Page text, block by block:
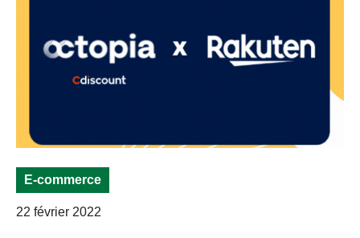
E-commerce
22 février 2022